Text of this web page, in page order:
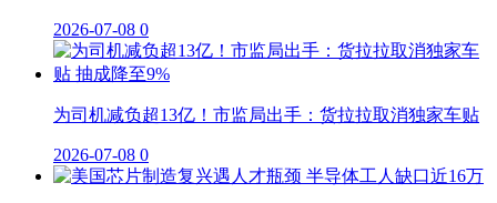
2026-07-08 0
为司机减负超13亿！市监局出手：货拉拉取消独家车贴
2026-07-08 0